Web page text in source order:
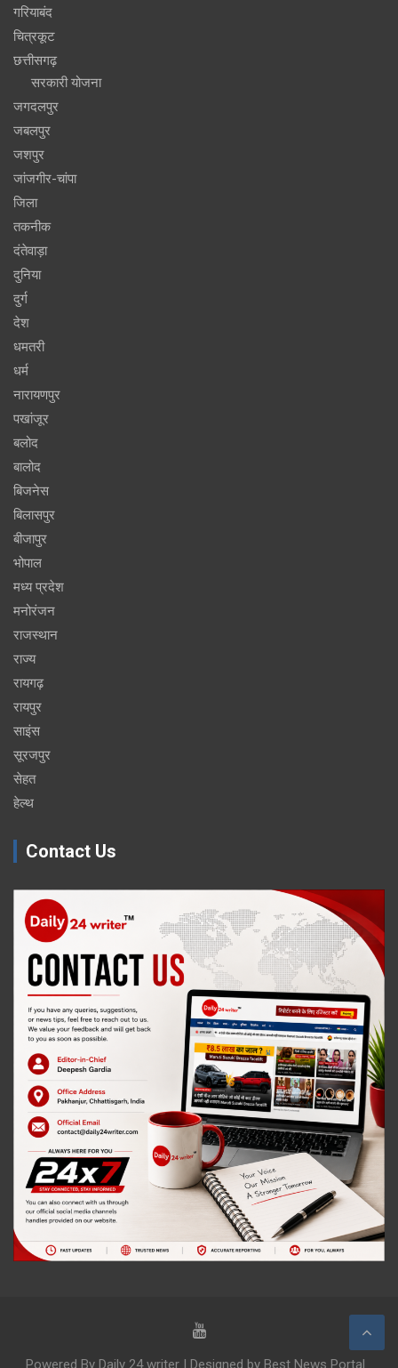
गरियाबंद
चित्रकूट
छत्तीसगढ़
सरकारी योजना
जगदलपुर
जबलपुर
जशपुर
जांजगीर-चांपा
जिला
तकनीक
दंतेवाड़ा
दुनिया
दुर्ग
देश
धमतरी
धर्म
नारायणपुर
पखांजूर
बलोद
बालोद
बिजनेस
बिलासपुर
बीजापुर
भोपाल
मध्य प्रदेश
मनोरंजन
राजस्थान
राज्य
रायगढ़
रायपुर
साइंस
सूरजपुर
सेहत
हेल्थ
Contact Us
Powered By Daily 24 writer | Designed by Best News Portal